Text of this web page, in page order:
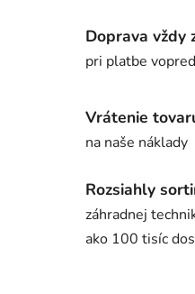
Doprava vždy
pri platbe
Vrátenie
na naše náklady
Rozsiahly
záhradnej
ako 100 tisíc